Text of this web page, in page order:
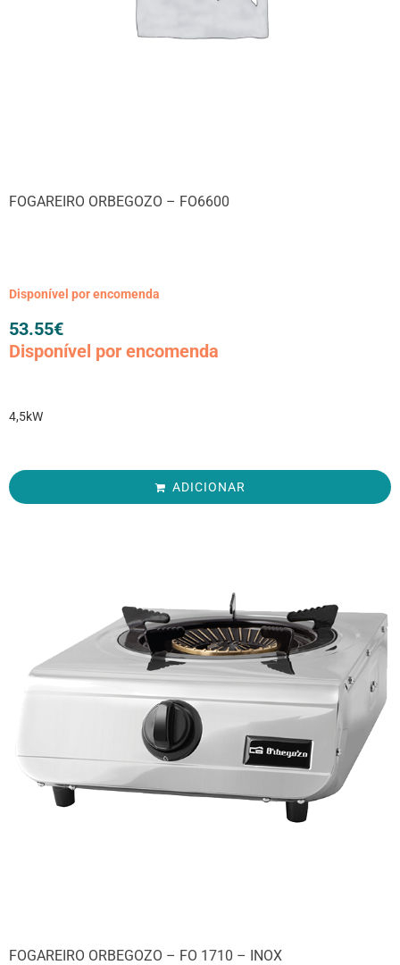
FOGAREIRO ORBEGOZO – FO6600
Disponível por encomenda
53.55€
Disponível por encomenda
4,5kW
ADICIONAR
FOGAREIRO ORBEGOZO – FO 1710 – INOX